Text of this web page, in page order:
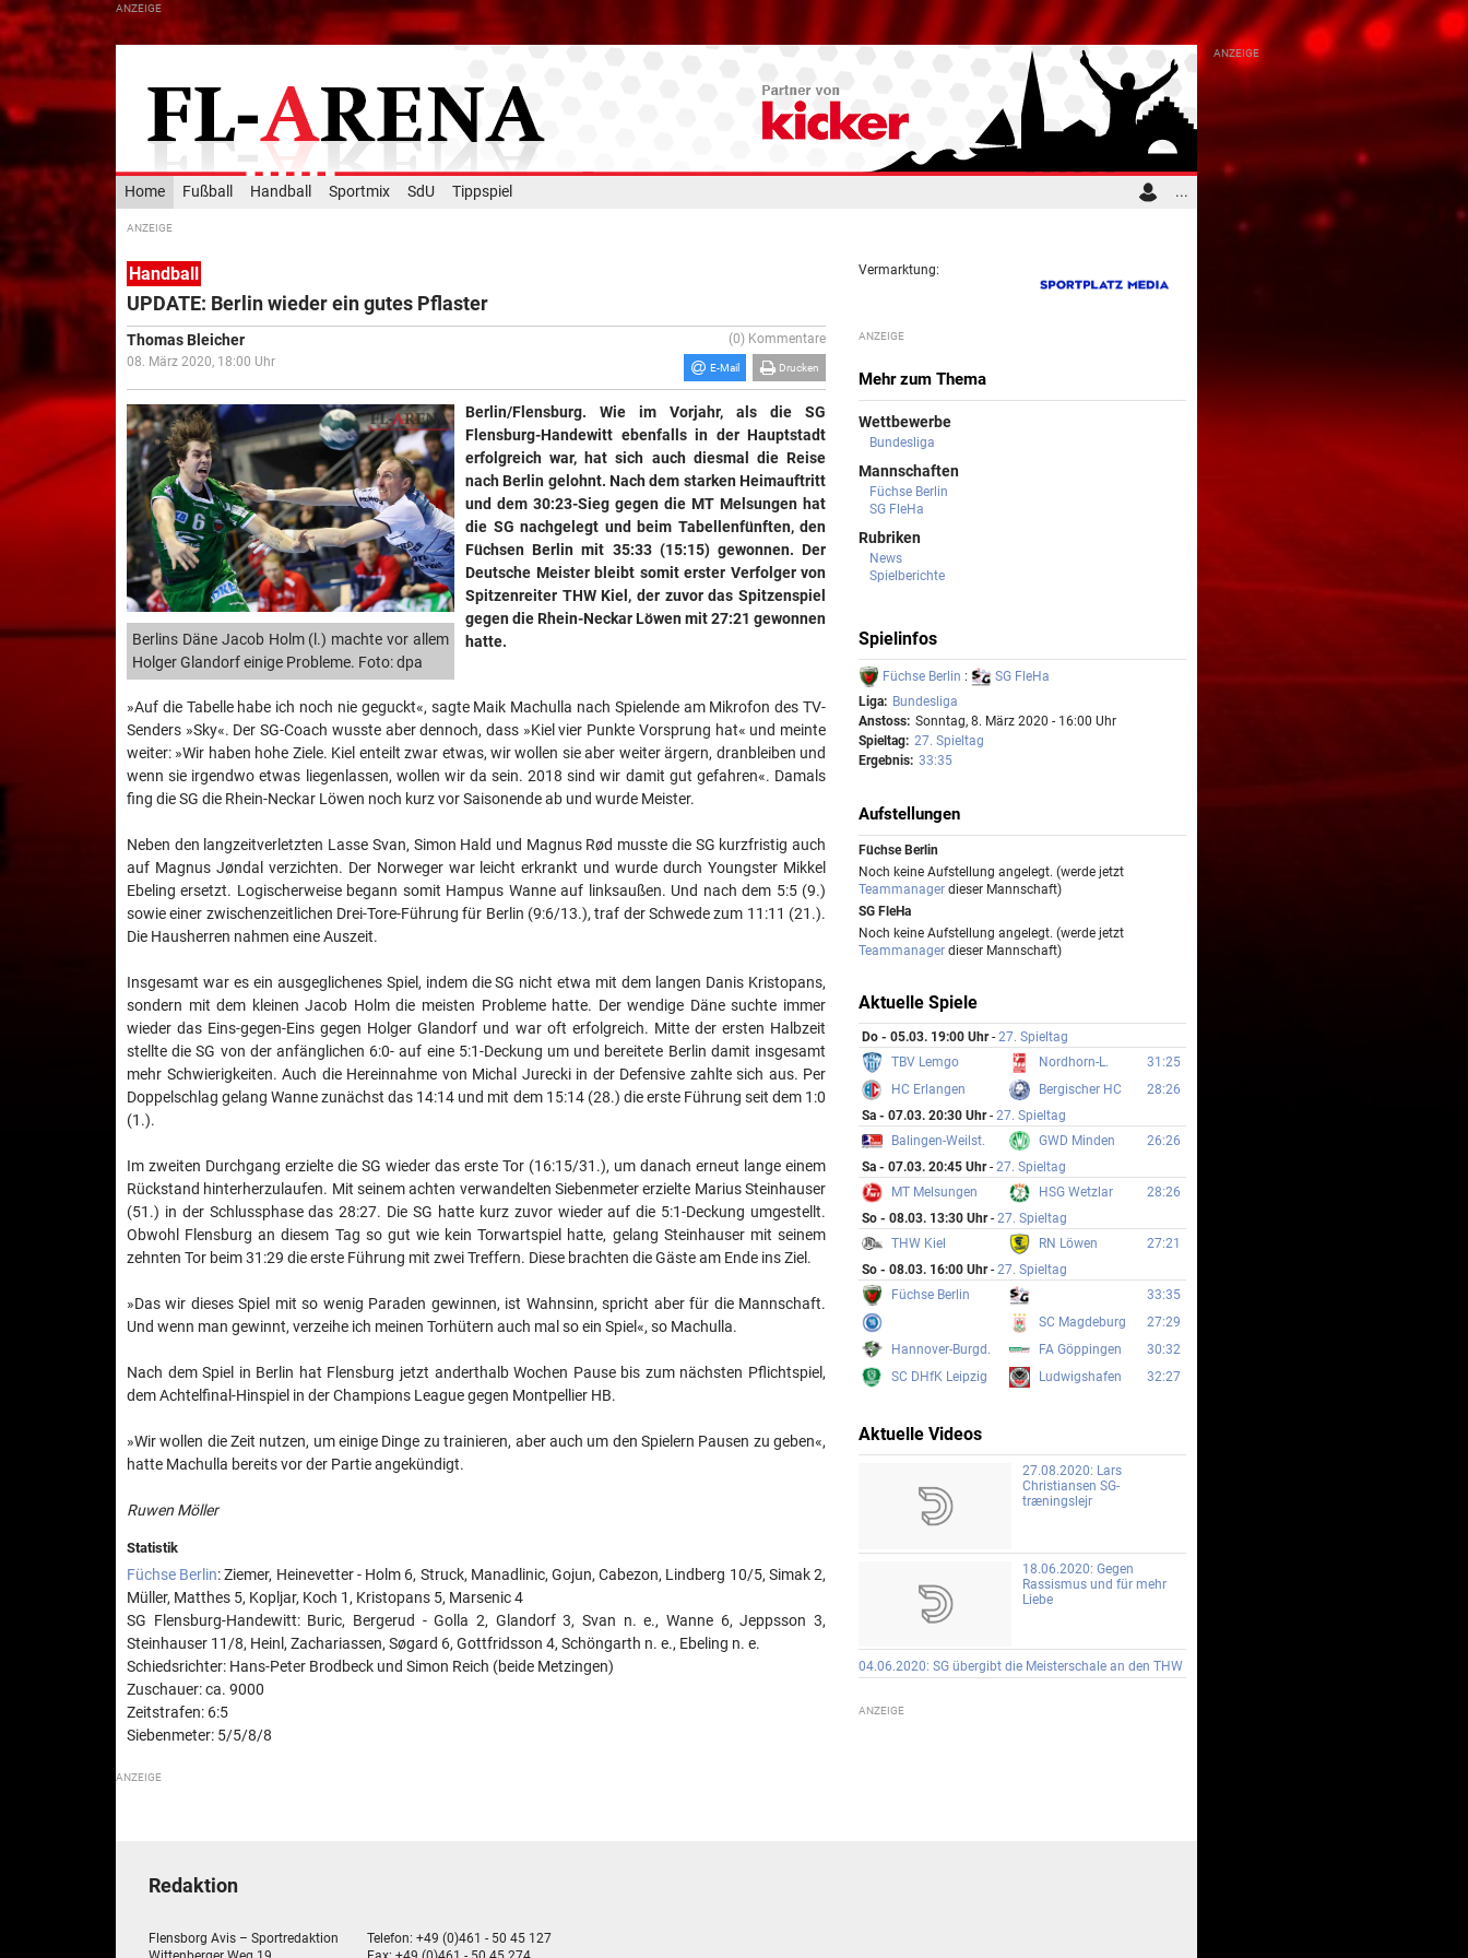
Home Fußball Handball Sportmix SdU Tippspiel ...
Handball
UPDATE: Berlin wieder ein gutes Pflaster
Thomas Bleicher
08. März 2020, 18:00 Uhr
(0) Kommentare
E-Mail Drucken
Berlins Däne Jacob Holm (l.) machte vor allem
Holger Glandorf einige Probleme. Foto: dpa
Berlin/Flensburg. Wie im Vorjahr, als die SG
Flensburg-Handewitt ebenfalls in der Hauptstadt
erfolgreich war, hat sich auch diesmal die Reise
nach Berlin gelohnt. Nach dem starken Heimauftritt
und dem 30:23-Sieg gegen die MT Melsungen hat
die SG nachgelegt und beim Tabellenfünften, den
Füchsen Berlin mit 35:33 (15:15) gewonnen. Der
Deutsche Meister bleibt somit erster Verfolger von
Spitzenreiter THW Kiel, der zuvor das Spitzenspiel
gegen die Rhein-Neckar Löwen mit 27:21 gewonnen
hatte.
»Auf die Tabelle habe ich noch nie geguckt«, sagte Maik Machulla nach Spielende am Mikrofon des TV-
Senders »Sky«. Der SG-Coach wusste aber dennoch, dass »Kiel vier Punkte Vorsprung hat« und meinte
weiter: »Wir haben hohe Ziele. Kiel enteilt zwar etwas, wir wollen sie aber weiter ärgern, dranbleiben und
wenn sie irgendwo etwas liegenlassen, wollen wir da sein. 2018 sind wir damit gut gefahren«. Damals
fing die SG die Rhein-Neckar Löwen noch kurz vor Saisonende ab und wurde Meister.
Neben den langzeitverletzten Lasse Svan, Simon Hald und Magnus Rød musste die SG kurzfristig auch
auf Magnus Jøndal verzichten. Der Norweger war leicht erkrankt und wurde durch Youngster Mikkel
Ebeling ersetzt. Logischerweise begann somit Hampus Wanne auf linksaußen. Und nach dem 5:5 (9.)
sowie einer zwischenzeitlichen Drei-Tore-Führung für Berlin (9:6/13.), traf der Schwede zum 11:11 (21.).
Die Hausherren nahmen eine Auszeit.
Insgesamt war es ein ausgeglichenes Spiel, indem die SG nicht etwa mit dem langen Danis Kristopans,
sondern mit dem kleinen Jacob Holm die meisten Probleme hatte. Der wendige Däne suchte immer
wieder das Eins-gegen-Eins gegen Holger Glandorf und war oft erfolgreich. Mitte der ersten Halbzeit
stellte die SG von der anfänglichen 6:0- auf eine 5:1-Deckung um und bereitete Berlin damit insgesamt
mehr Schwierigkeiten. Auch die Hereinnahme von Michal Jurecki in der Defensive zahlte sich aus. Per
Doppelschlag gelang Wanne zunächst das 14:14 und mit dem 15:14 (28.) die erste Führung seit dem 1:0
(1.).
Im zweiten Durchgang erzielte die SG wieder das erste Tor (16:15/31.), um danach erneut lange einem
Rückstand hinterherzulaufen. Mit seinem achten verwandelten Siebenmeter erzielte Marius Steinhauser
(51.) in der Schlussphase das 28:27. Die SG hatte kurz zuvor wieder auf die 5:1-Deckung umgestellt.
Obwohl Flensburg an diesem Tag so gut wie kein Torwartspiel hatte, gelang Stein­hauser mit seinem
zehnten Tor beim 31:29 die erste Führung mit zwei Treffern. Diese brachten die Gäste am Ende ins Ziel.
»Das wir dieses Spiel mit so wenig Paraden gewinnen, ist Wahnsinn, spricht aber für die Mannschaft.
Und wenn man gewinnt, verzeihe ich meinen Torhütern auch mal so ein Spiel«, so Machulla.
Nach dem Spiel in Berlin hat Flensburg jetzt anderthalb Wochen Pause bis zum nächsten Pflichtspiel,
dem Achtelfinal-Hinspiel in der Champions League gegen Montpellier HB.
»Wir wollen die Zeit nutzen, um einige Dinge zu trainieren, aber auch um den Spielern Pausen zu geben«,
hatte Machulla bereits vor der Partie angekündigt.
Ruwen Möller
Statistik
Füchse Berlin: Ziemer, Heinevetter - Holm 6, Struck, Manadlinic, Gojun, Cabezon, Lindberg 10/5, Simak 2,
Müller, Matthes 5, Kopljar, Koch 1, Kristopans 5, Marsenic 4
SG Flensburg-Handewitt: Buric, Bergerud - Golla 2, Glandorf 3, Svan n. e., Wanne 6, Jeppsson 3,
Steinhauser 11/8, Heinl, Zachariassen, Søgard 6, Gottfridsson 4, Schöngarth n. e., Ebeling n. e.
Schiedsrichter: Hans-Peter Brodbeck und Simon Reich (beide Metzingen)
Zuschauer: ca. 9000
Zeitstrafen: 6:5
Siebenmeter: 5/5/8/8
Vermarktung:
Mehr zum Thema
Wettbewerbe
Bundesliga
Mannschaften
Füchse Berlin
SG FleHa
Rubriken
News
Spielberichte
Spielinfos
Füchse Berlin :
SG FleHa
Liga: Bundesliga
Anstoss: Sonntag, 8. März 2020 - 16:00 Uhr
Spieltag: 27. Spieltag
Ergebnis: 33:35
Aufstellungen
Füchse Berlin
Noch keine Aufstellung angelegt. (werde jetzt
Teammanager dieser Mannschaft)
SG FleHa
Noch keine Aufstellung angelegt. (werde jetzt
Teammanager dieser Mannschaft)
Aktuelle Spiele
Do - 05.03. 19:00 Uhr- 27. Spieltag
TBV Lemgo
Nordhorn-L.
31:25
HC Erlangen
Bergischer HC
28:26
Sa - 07.03. 20:30 Uhr- 27. Spieltag
Balingen-Weilst.
GWD Minden
26:26
Sa - 07.03. 20:45 Uhr- 27. Spieltag
MT Melsungen
HSG Wetzlar
28:26
So - 08.03. 13:30 Uhr- 27. Spieltag
THW Kiel
RN Löwen
27:21
So - 08.03. 16:00 Uhr- 27. Spieltag
Füchse Berlin
33:35
SC Magdeburg
27:29
Hannover-Burgd.
FA Göppingen
30:32
SC DHfK Leipzig
Ludwigshafen 32:27
Aktuelle Videos
27.08.2020: Lars
Christiansen SG-
træningslejr
18.06.2020: Gegen
Rassismus und für mehr
Liebe
04.06.2020: SG übergibt die Meisterschale an den THW
Redaktion
Flensborg Avis – Sportredaktion
Telefon: +49 (0)461 - 50 45 127